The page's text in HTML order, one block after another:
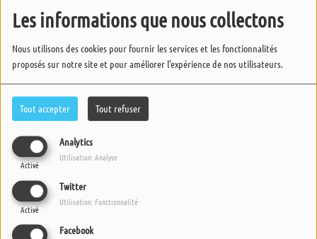
Les informations que nous collectons
Nous utilisons des cookies pour fournir les services et les fonctionnalités
proposés sur notre site et pour améliorer l'expérience de nos utilisateurs.
Tout accepter Tout refuser
Analytics
Activé
Utilisation: Analyse
Twitter
Activé
Utilisation: Fonctionnalité
Facebook
Théo Politique 14/08/20 : Quid
du Brexit ?
du 14 juillet